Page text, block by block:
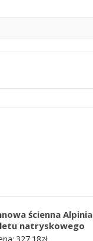
ścienna Alpinia
natryskowego
327.18zł